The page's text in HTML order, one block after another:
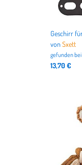
vonSxett
gefunden bei
13,70 €